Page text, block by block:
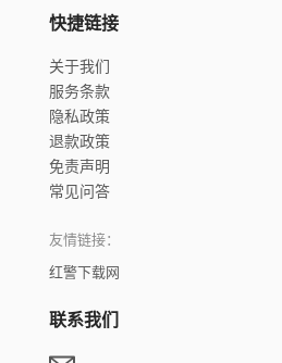
快捷链接
关于我们
服务条款
隐私政策
退款政策
免责声明
常见问答
友情链接：
红警下载网
联系我们